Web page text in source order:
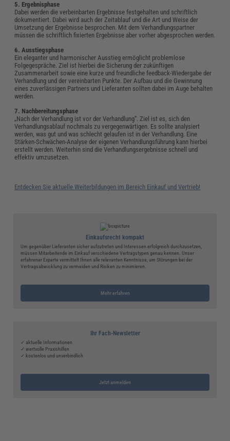
5. Ergebnisphase
Dabei werden die verbeinbarten Ergebnisse festgehalten und schriftlich
dokumentiert. Dabei wird auch der Zeitablauf und die Art und Weise der
Umsetzung der Ergebnisse besprochen. Mit dem Verhandlungspartner
müssen die schriftlich fixierten Ergebnisse aber vorher abgesprochen werden.
6. Ausstiegsphase
Ein eleganter und harmonischer Ausstieg ermöglicht problemlose
Folgegespräche. Ziel ist hierbei die Sicherung der zukünftigen
Zusammenarbeit sowie eine kurze und freundliche feedback-Wiedergabe der
Verhandlung und der vereinbarten Punkte. Der Aufbau und die Gewinnung
eines zuverlässigen Partners und Lieferanten sollten dabei im Auge behalten
werden.
7. Nachbereitungsphase
„Nach der Verhandlung ist vor der Verhandlung“. Ziel ist es, sich den
Verhandlungsablauf nochmals zu vergegenwärtigen. Es sollte analysiert
werden, was gut und was schlecht gelaufen ist in der Verhandlung. Eine
Stärken-Schwächen-Analyse der eigenen Verhandlungsführung kann hierbei
erstellt werden. Weiterhin sind die Verhandlungsergebnisse schnell und
effektiv umzusetzen.
Entdecken Sie aktuelle Weiterbildungen im Bereich Einkauf und Vertrieb!
Einkaufsrecht kompakt
Um gegenüber Lieferanten sicher aufzutreten und Interessen erfolgreich durchzusetzen,
müssen Mitarbeitende im Einkauf verschiedene Vertragstypen genau kennen. Unser
erfahrener Experte vermittelt Ihnen alle relevanten Kenntnisse, um Störungen bei der
Vertragsabwicklung zu vermeiden und Risiken zu minimieren.
Mehr erfahren
Ihr Fach-Newsletter
✓ aktuelle Informationen
✓ wertvolle Praxishilfen
✓ kostenlos und unverbindlich
Jetzt anmelden